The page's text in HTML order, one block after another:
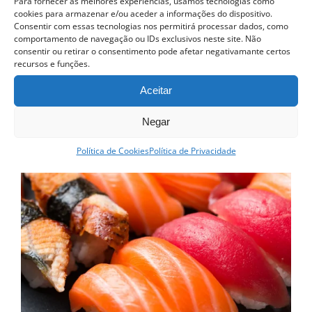
cookies para armazenar e/ou aceder a informações do dispositivo.
Consentir com essas tecnologias nos permitirá processar dados, como
comportamento de navegação ou IDs exclusivos neste site. Não
consentir ou retirar o consentimento pode afetar negativamante certos
recursos e funções.
Aceitar
Negar
Política de CookiesPolítica de Privacidade
Ver opções
This
product
has
may
be
chosen
on
the
product
Detalhes
Curso esgotado